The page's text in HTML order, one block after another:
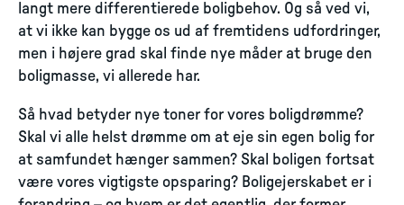
langt mere differentierede boligbehov. Og så ved vi,
at vi ikke kan bygge os ud af fremtidens udfordringer,
men i højere grad skal finde nye måder at bruge den
boligmasse, vi allerede har.
Så hvad betyder nye toner for vores boligdrømme?
Skal vi alle helst drømme om at eje sin egen bolig for
at samfundet hænger sammen? Skal boligen fortsat
være vores vigtigste opsparing? Boligejerskabet er i